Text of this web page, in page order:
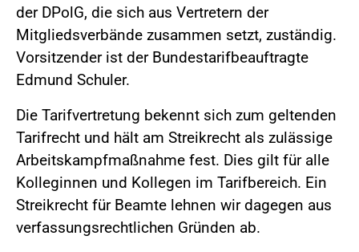
der DPolG, die sich aus Vertretern der
Mitgliedsverbände zusammen setzt, zuständig.
Vorsitzender ist der Bundestarifbeauftragte
Edmund Schuler.
Die Tarifvertretung bekennt sich zum geltenden
Tarifrecht und hält am Streikrecht als zulässige
Arbeitskampfmaßnahme fest. Dies gilt für alle
Kolleginnen und Kollegen im Tarifbereich. Ein
Streikrecht für Beamte lehnen wir dagegen aus
verfassungsrechtlichen Gründen ab.